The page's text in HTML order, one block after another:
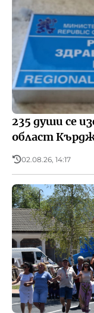
235 души се
област
02.08.26, 14:17